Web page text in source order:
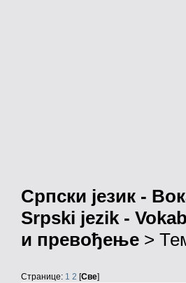
Српски језик -
Srpski jezik -
и превођење >
Странице: 1 2 [Све]